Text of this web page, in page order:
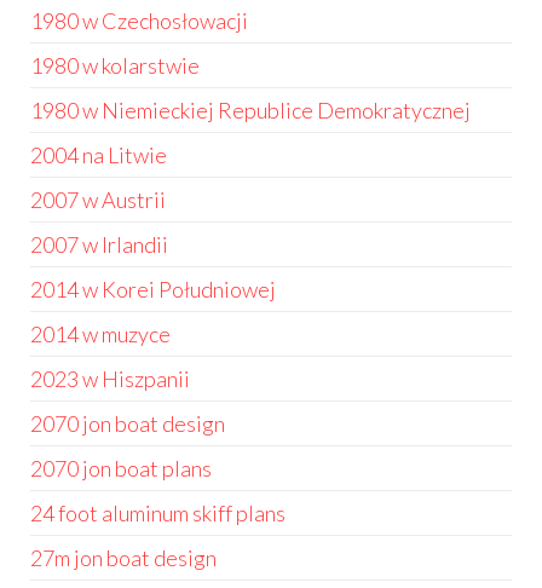
1980 w Czechosłowacji
1980 w kolarstwie
1980 w Niemieckiej Republice Demokratycznej
2004 na Litwie
2007 w Austrii
2007 w Irlandii
2014 w Korei Południowej
2014 w muzyce
2023 w Hiszpanii
2070 jon boat design
2070 jon boat plans
24 foot aluminum skiff plans
27m jon boat design